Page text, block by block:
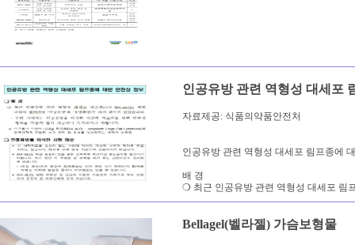
인공유방 관련 역형성 대세포
자료제공: 식품의약품안전처
인공유방 관련 역형성 대세포 림프종에
배 경
❍ 최근 인공유방 관련 역형성 대세포 림
Bellagel(벨라젤) 가슴보형물